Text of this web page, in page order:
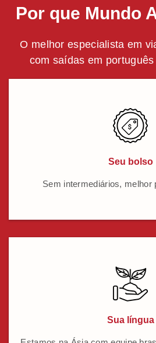
Por que Mundo
O melhor especialista em
com saídas em
Seu bolso
Sem intermediários, melhor
Sua língua